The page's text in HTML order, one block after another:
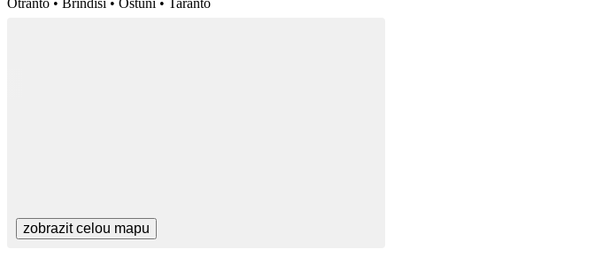
zobrazit celou mapu